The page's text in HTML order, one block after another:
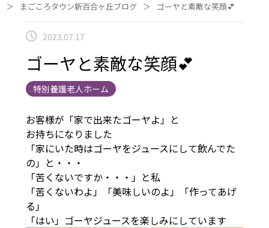
＞
まごころタウン新百合ヶ丘ブログ ＞ ゴーヤと素敵な笑顔💕
2023.07.17
ゴーヤと素敵な笑顔💕
特別養護老人ホーム
お客様が「家で出来たゴーヤよ」と
お持ちになりました
「家にいた時はゴーヤをジュースにして飲んでた
の」と・・・
「苦くないですか・・・」と私
「苦くないわよ」「美味しいのよ」「作ってあげ
る」
「はい」ゴーヤジュースを楽しみにしています